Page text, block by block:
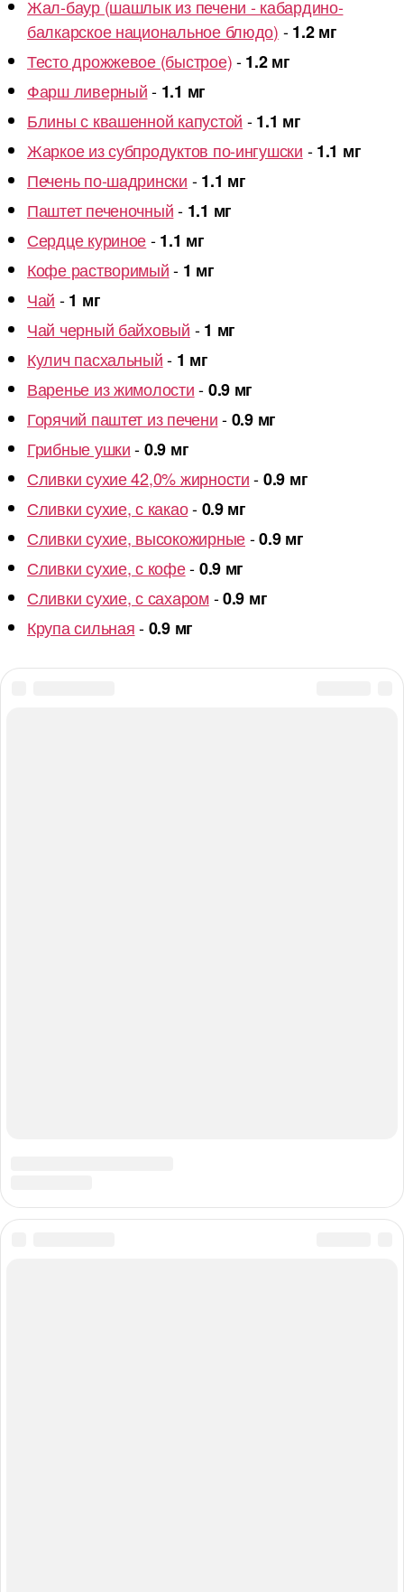
Жал-баур (шашлык из печени - кабардино-
балкарское национальное блюдо) -1.2 мг
Тесто дрожжевое (быстрое)-1.2 мг
Фарш ливерный- 1.1 мг
Блины с квашенной капустой -1.1 мг
Жаркое из субпродуктов по-ингушски -1.1 мг
Печень по-шадрински -1.1 мг
Паштет печеночный- 1.1 мг
Сердце куриное-1.1 мг
Кофе растворимый- 1 мг
Чай -1 мг
Чай черный байховый -1 мг
Кулич пасхальный- 1 мг
Варенье из жимолости-0.9 мг
Горячий паштет из печени-0.9 мг
Грибные ушки-0.9 мг
Сливки сухие 42,0% жирности-0.9 мг
Сливки сухие, с какао-0.9 мг
Сливки сухие, высокожирные-0.9 мг
Сливки сухие, с кофе-0.9 мг
Сливки сухие, с сахаром-0.9 мг
Крупа сильная-0.9 мг